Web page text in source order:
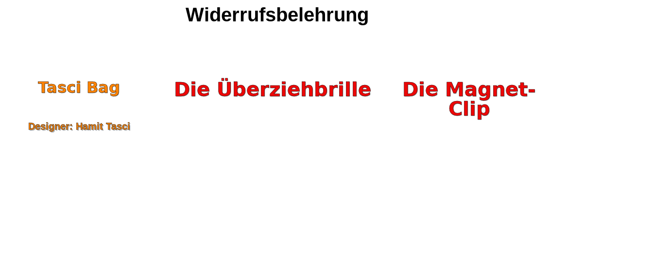
Widerrufsbelehrung
Tasci Bag
Designer: Hamit Tasci
Die Überziehbrille
Die Magnet-
Clip